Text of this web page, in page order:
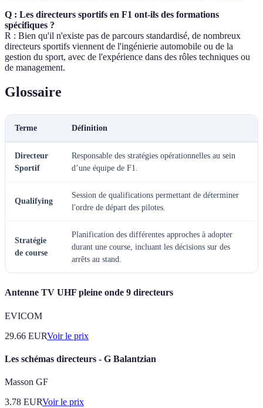
Q : Les directeurs sportifs en F1 ont-ils des formations
spécifiques ?
R : Bien qu'il n'existe pas de parcours standardisé, de nombreux
directeurs sportifs viennent de l'ingénierie automobile ou de la
gestion du sport, avec de l'expérience dans des rôles techniques ou
de management.
Glossaire
Terme Définition
Directeur
Sportif
Responsable des stratégies opérationnelles au sein
d’une équipe de F1.
Qualifying
Session de qualifications permettant de déterminer
l'ordre de départ des pilotes.
Stratégie
de course
Planification des différentes approches à adopter
durant une course, incluant les décisions sur des
arrêts au stand.
Antenne TV UHF pleine onde 9 directeurs
EVICOM
29.66 EURVoir le prix
Les schémas directeurs - G Balantzian
Masson GF
3.78 EURVoir le prix